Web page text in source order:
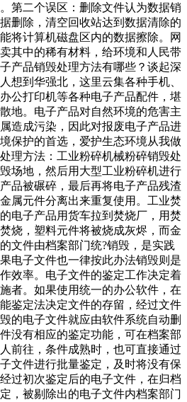
第二个误区：删除文件认为数据销
删除，清空回收站达到数据清除的
将计算机磁盘区内的数据擦除。网
其中的稀有材料，给环境和人民带
产品销毁处理方法有哪些？谈起深
想到华强北，这里云集各种手机、
公打印机等各种电子产品配件，堪
地。电子产品对自然环境的危害主
造成污染，因此对报废电子产品进
保护的首选，爱护生态环境从我做
理方法：工业粉碎机械粉碎销毁处
场地，然后用大型工业粉碎机进行
品被碾碎，最后再将电子产品残渣
属元件分离出来重复使用。工业焚
电子产品用货车拉到焚烧厂，用焚
烧，塑料元件将被烧成灰烬，而金
文件由档案部门统?销毁，是实践
电子文件也一律按此办法销毁则是
效率。电子文件的鉴定工作决定着
者。如果使用统一的办公软件，在
鉴定法决定文件的存留，经过文件
的电子文件就应由软件系统自动删
没有相应的鉴定功能，可在档案部
前往，条件成熟时，也可直接通过
文件进行批量鉴定，及时将没有保
过初次鉴定后的电子文件，在归档
，被剔除出的电子文件内档案部门